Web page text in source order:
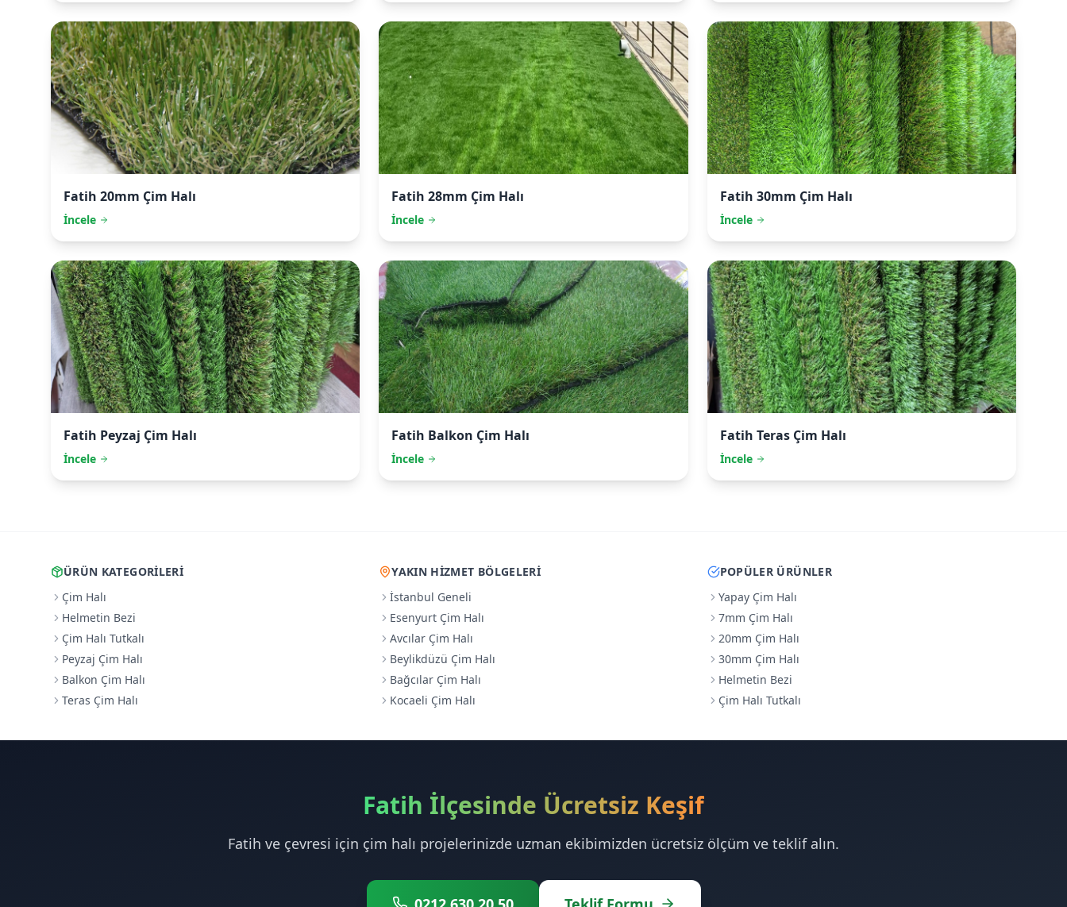
Fatih 20mm Çim Halı
İncele
Fatih 28mm Çim Halı
İncele
Fatih 30mm Çim Halı
İncele
Fatih Peyzaj Çim Halı
İncele
Fatih Balkon Çim Halı
İncele
Fatih Teras Çim Halı
İncele
ÜRÜN KATEGORILERI
Çim Halı
Helmetin Bezi
Çim Halı Tutkalı
Peyzaj Çim Halı
Balkon Çim Halı
Teras Çim Halı
YAKIN HIZMET BÖLGELERI
İstanbul Geneli
Esenyurt Çim Halı
Avcılar Çim Halı
Beylikdüzü Çim Halı
Bağcılar Çim Halı
Kocaeli Çim Halı
POPÜLER ÜRÜNLER
Yapay Çim Halı
7mm Çim Halı
20mm Çim Halı
30mm Çim Halı
Helmetin Bezi
Çim Halı Tutkalı
Fatih İlçesinde Ücretsiz Keşif
Fatih ve çevresi için çim halı projelerinizde uzman ekibimizden ücretsiz ölçüm ve teklif alın.